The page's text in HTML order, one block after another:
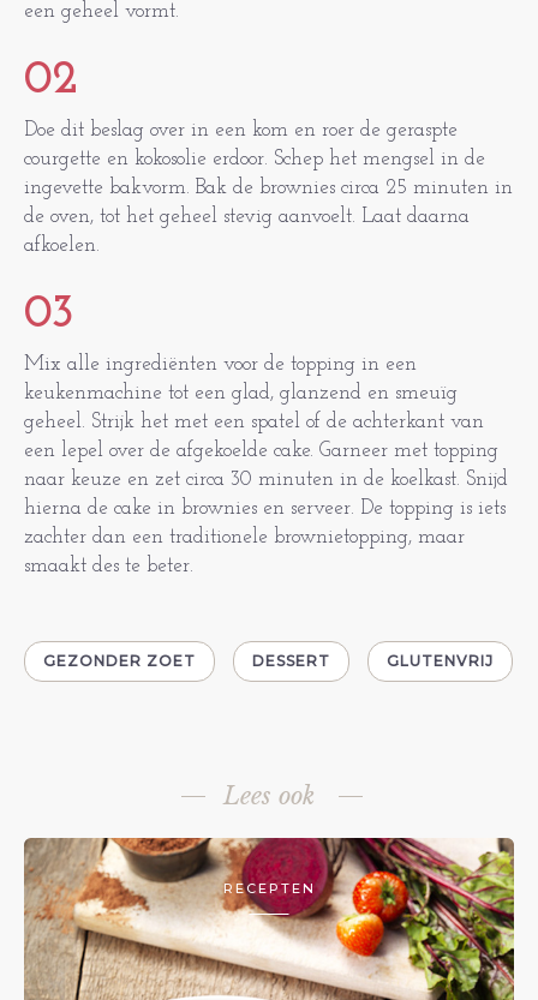
een geheel vormt.
02
Doe dit beslag over in een kom en roer de geraspte
courgette en kokosolie erdoor. Schep het mengsel in de
ingevette bakvorm. Bak de brownies circa 25 minuten in
de oven, tot het geheel stevig aanvoelt. Laat daarna
afkoelen.
03
Mix alle ingrediënten voor de topping in een
keukenmachine tot een glad, glanzend en smeuïg
geheel. Strijk het met een spatel of de achterkant van
een lepel over de afgekoelde cake. Garneer met topping
naar keuze en zet circa 30 minuten in de koelkast. Snijd
hierna de cake in brownies en serveer. De topping is iets
zachter dan een traditionele brownietopping, maar
smaakt des te beter.
GEZONDER ZOET DESSERT GLUTENVRIJ
Lees ook
RECEPTEN